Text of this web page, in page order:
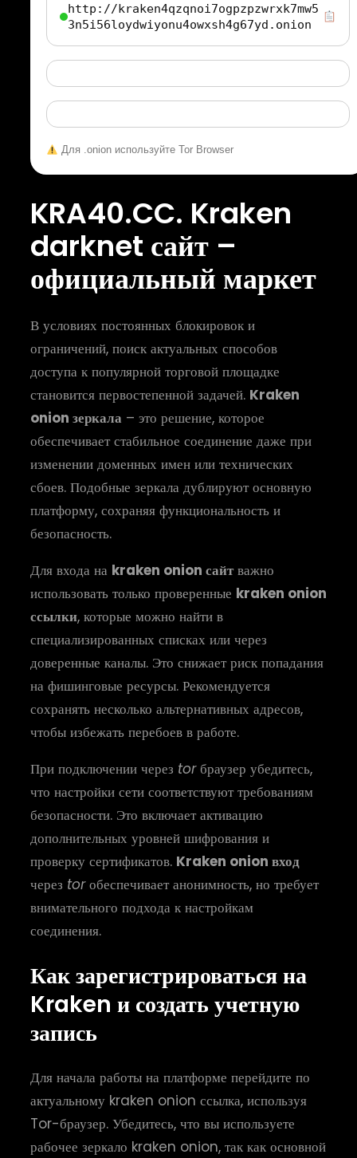
http://kraken4qzqnoi7ogpzpzwrxk7mw5
3n5i56loydwiyonu4owxsh4g67yd.onion
Для .onion используйте Tor Browser
KRA40.CC. Kraken
darknet сайт –
официальный маркет
В условиях постоянных блокировок и
ограничений, поиск актуальных способов
доступа к популярной торговой площадке
становится первостепенной задачей. Kraken
onion зеркала – это решение, которое
обеспечивает стабильное соединение даже при
изменении доменных имен или технических
сбоев. Подобные зеркала дублируют основную
платформу, сохраняя функциональность и
безопасность.
Для входа на kraken onion сайт важно
использовать только проверенные kraken onion
ссылки, которые можно найти в
специализированных списках или через
доверенные каналы. Это снижает риск попадания
на фишинговые ресурсы. Рекомендуется
сохранять несколько альтернативных адресов,
чтобы избежать перебоев в работе.
При подключении через torбраузер убедитесь,
что настройки сети соответствуют требованиям
безопасности. Это включает активацию
дополнительных уровней шифрования и
проверку сертификатов. Kraken onion вход
через torобеспечивает анонимность, но требует
внимательного подхода к настройкам
соединения.
Как зарегистрироваться на
Kraken и создать учетную
запись
Для начала работы на платформе перейдите по
актуальному kraken onion ссылка, используя
Tor-браузер. Убедитесь, что вы используете
рабочее зеркало kraken onion, так как основной